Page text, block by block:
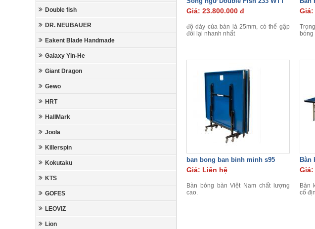
Double fish
DR. NEUBAUER
Eakent Blade Handmade
Galaxy Yin-He
Giant Dragon
Gewo
HRT
HallMark
Joola
Killerspin
Kokutaku
KTS
GOFES
LEOVIZ
Lion
Giá: 23.800.000 đ
độ dày của bàn là 25mm, có thể gập
đôi lại nhanh nhất
Giá:
bóng
ban bong ban binh minh s95
Giá: Liên hệ
Bàn bóng bàn Việt Nam chất lượng
cao.
Bàn
Giá:
Bàn
cố